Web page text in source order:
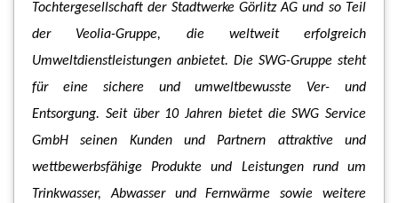
Tochtergesellschaft der Stadtwerke Görlitz AG und so Teil
der Veolia-Gruppe, die weltweit erfolgreich
Umweltdienstleistungen anbietet. Die SWG-Gruppe steht
für eine sichere und umweltbewusste Ver- und
Entsorgung. Seit über 10 Jahren bietet die SWG Service
GmbH seinen Kunden und Partnern attraktive und
wettbewerbsfähige Produkte und Leistungen rund um
Trinkwasser, Abwasser und Fernwärme sowie weitere